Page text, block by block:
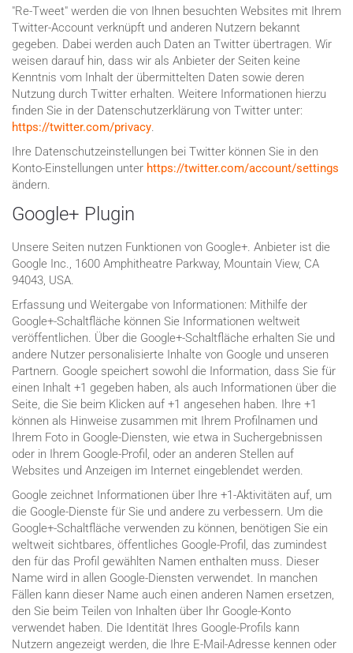
"Re-Tweet" werden die von Ihnen besuchten Websites mit Ihrem
Twitter-Account verknüpft und anderen Nutzern bekannt
gegeben. Dabei werden auch Daten an Twitter übertragen. Wir
weisen darauf hin, dass wir als Anbieter der Seiten keine
Kenntnis vom Inhalt der übermittelten Daten sowie deren
Nutzung durch Twitter erhalten. Weitere Informationen hierzu
finden Sie in der Datenschutzerklärung von Twitter unter:
https://twitter.com/privacy.
Ihre Datenschutzeinstellungen bei Twitter können Sie in den
Konto-Einstellungen unter https://twitter.com/account/settings
ändern.
Google+ Plugin
Unsere Seiten nutzen Funktionen von Google+. Anbieter ist die
Google Inc., 1600 Amphitheatre Parkway, Mountain View, CA
94043, USA.
Erfassung und Weitergabe von Informationen: Mithilfe der
Google+-Schaltfläche können Sie Informationen weltweit
veröffentlichen. Über die Google+-Schaltfläche erhalten Sie und
andere Nutzer personalisierte Inhalte von Google und unseren
Partnern. Google speichert sowohl die Information, dass Sie für
einen Inhalt +1 gegeben haben, als auch Informationen über die
Seite, die Sie beim Klicken auf +1 angesehen haben. Ihre +1
können als Hinweise zusammen mit Ihrem Profilnamen und
Ihrem Foto in Google-Diensten, wie etwa in Suchergebnissen
oder in Ihrem Google-Profil, oder an anderen Stellen auf
Websites und Anzeigen im Internet eingeblendet werden.
Google zeichnet Informationen über Ihre +1-Aktivitäten auf, um
die Google-Dienste für Sie und andere zu verbessern. Um die
Google+-Schaltfläche verwenden zu können, benötigen Sie ein
weltweit sichtbares, öffentliches Google-Profil, das zumindest
den für das Profil gewählten Namen enthalten muss. Dieser
Name wird in allen Google-Diensten verwendet. In manchen
Fällen kann dieser Name auch einen anderen Namen ersetzen,
den Sie beim Teilen von Inhalten über Ihr Google-Konto
verwendet haben. Die Identität Ihres Google-Profils kann
Nutzern angezeigt werden, die Ihre E-Mail-Adresse kennen oder